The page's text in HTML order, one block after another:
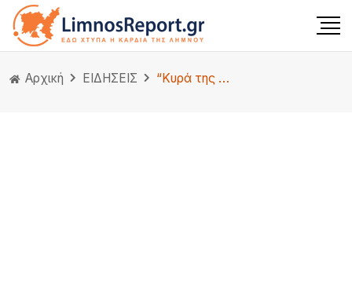
Αρχική ΕΙΔΗΣΕΙΣ “Κυρά της Ρω”: 44 χρόνια από τον θάνατo του ακριτικού συμβόλου του Ελληνισμού. .